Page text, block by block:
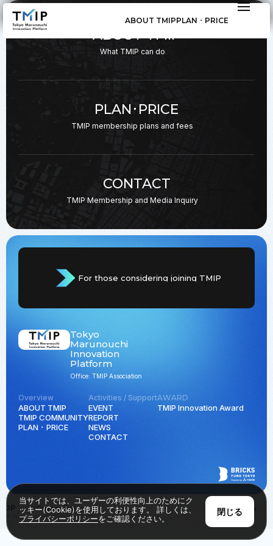
ABOUT TMIPPLAN ･ PRICE
ABOUT TMIP
What TMIP can do
PLAN･PRICE
TMIP membership plans and fees
CONTACT
TMIP Membership and Media Inquiry
For those considering joining TMIP
Tokyo
Marunouchi
Innovation
Platform
Office: TMIP Association
Overview
ABOUT TMIP
TMIP COMMUNITY
PLAN ･ PRICE
Activities / Support
EVENT
REPORT
NEWS
CONTACT
AWARD
TMIP Innovation Award
JP ENPrivacy Policy
© Tokyo Marunouchi Innovation Platform all rights reserved.
Back to Top
当サイトでは、ユーザーの利便性向上のためにク
ッキー(Cookie)を使用しております。 詳しくは、
プライバシーポリシーをご確認ください。
閉じる